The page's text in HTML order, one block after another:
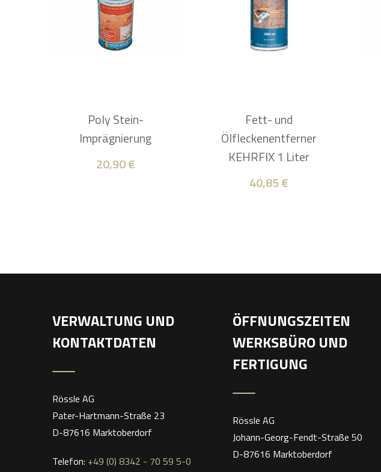
Poly Stein-
Imprägnierung
20,90€
Fett- und
Ölfleckenentferner
KEHRFIX 1 Liter
40,85€
VERWALTUNG UND
KONTAKTDATEN
Rössle AG
Pater-Hartmann-Straße 23
D-87616 Marktoberdorf
Telefon: +49 (0) 8342 - 70 59 5-0
ÖFFNUNGSZEITEN
WERKSBÜRO UND
FERTIGUNG
Rössle AG
Johann-Georg-Fendt-Straße 50
D-87616 Marktoberdorf